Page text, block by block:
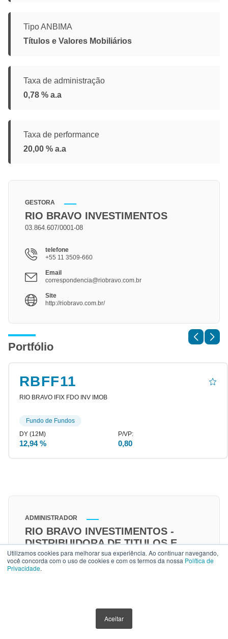
Utilizamos cookies para melhorar sua experiência. Ao continuar navegando,
você concorda com o uso de cookies e com os termos da nossa Política de
Privacidade.
Aceitar
Tipo ANBIMA
Títulos e Valores Mobiliários
Taxa de administração
0,78 % a.a
Taxa de performance
20,00 % a.a
GESTORA
RIO BRAVO INVESTIMENTOS
03.864.607/0001-08
telefone
+55 11 3509-660
Email
correspondencia@riobravo.com.br
Site
http://riobravo.com.br/
Portfólio
RBFF11
RIO BRAVO IFIX FDO INV IMOB
12,94 % 0,80
Fundo de Fundos
ADMINISTRADOR
RIO BRAVO INVESTIMENTOS -
DISTRIBUIDORA DE TITULOS E
VALORES MOBILIARIOS LTDA
72.600.026/0001-81